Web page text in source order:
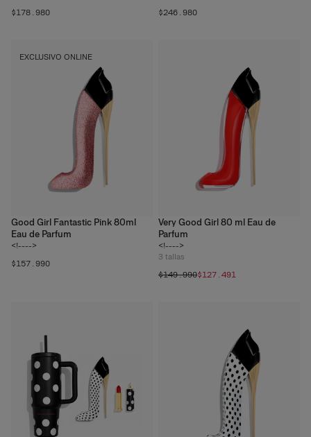
$178.980
$246.980
EXCLUSIVO ONLINE
Good Girl Fantastic Pink 80ml
Eau de Parfum
<!---->
$157.990
Very Good Girl 80 ml Eau de
Parfum
<!---->
3 tallas
$149.990$127.491